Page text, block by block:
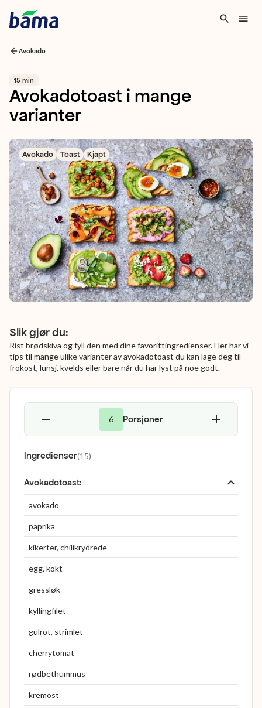
Avokado
15 min
Avokadotoast i mange
varianter
Avokado Toast Kjapt
Slik gjør du:
Rist brødskiva og fyll den med dine favorittingredienser. Her har vi
tips til mange ulike varianter av avokadotoast du kan lage deg til
frokost, lunsj, kvelds eller bare når du har lyst på noe godt.
6 Porsjoner
Ingredienser(15)
Avokadotoast:
avokado
paprika
kikerter, chilikrydrede
egg, kokt
gressløk
kyllingfilet
gulrot, strimlet
cherrytomat
rødbethummus
kremost